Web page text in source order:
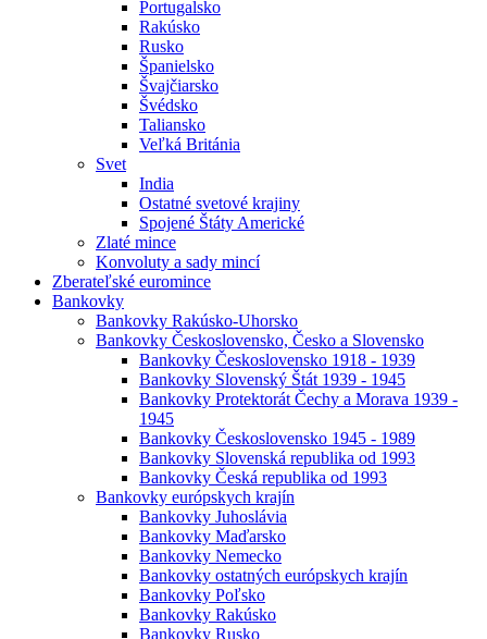
Portugalsko
Rakúsko
Rusko
Španielsko
Švajčiarsko
Švédsko
Taliansko
Veľká Británia
Svet
India
Ostatné svetové krajiny
Spojené Štáty Americké
Zlaté mince
Konvoluty a sady mincí
Zberateľské euromince
Bankovky
Bankovky Rakúsko-Uhorsko
Bankovky Československo, Česko a Slovensko
Bankovky Československo 1918 - 1939
Bankovky Slovenský Štát 1939 - 1945
Bankovky Protektorát Čechy a Morava 1939 -
1945
Bankovky Československo 1945 - 1989
Bankovky Slovenská republika od 1993
Bankovky Česká republika od 1993
Bankovky európskych krajín
Bankovky Juhoslávia
Bankovky Maďarsko
Bankovky Nemecko
Bankovky ostatných európskych krajín
Bankovky Poľsko
Bankovky Rakúsko
Bankovky Rusko